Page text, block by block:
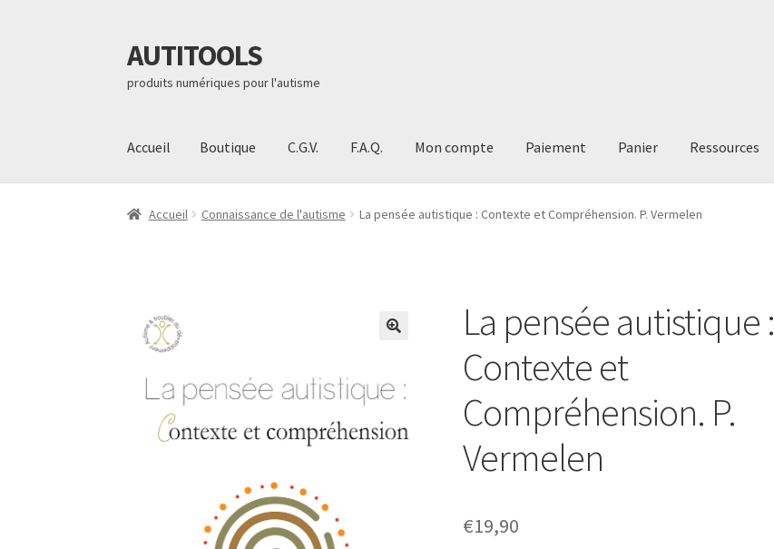
Aller
à
la
Aller
au
contenu
AUTITOOLS
produits numériques pour l'autisme
Accueil Boutique C.G.V. F.A.Q. Mon compte Paiement Panier Ressources
Accueil Boutique C.G.V. F.A.Q. Mon compte Paiement PanierRessources
Accueil Connaissance de l'autisme La pensée autistique : Contexte et Compréhension. P. Vermelen
La pensée autistique :
Contexte et
Compréhension. P.
Vermelen
€19,90